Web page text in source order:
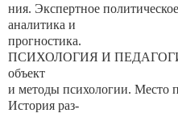
ния. Экспертное
аналитика и
прогностика.
ПСИХОЛОГИЯ И
объект
и методы психологии. Место
История раз-